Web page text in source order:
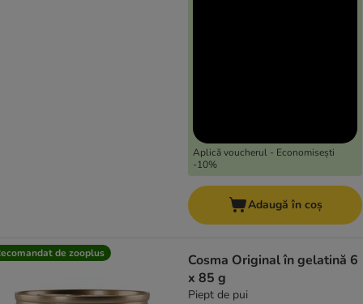
Aplică voucherul - Economisești
-10%
Adaugă în coș
de zooplus
Cosma Original în gelatină 6
x 85 g
Piept de pui